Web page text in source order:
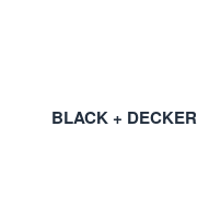
BLACK +